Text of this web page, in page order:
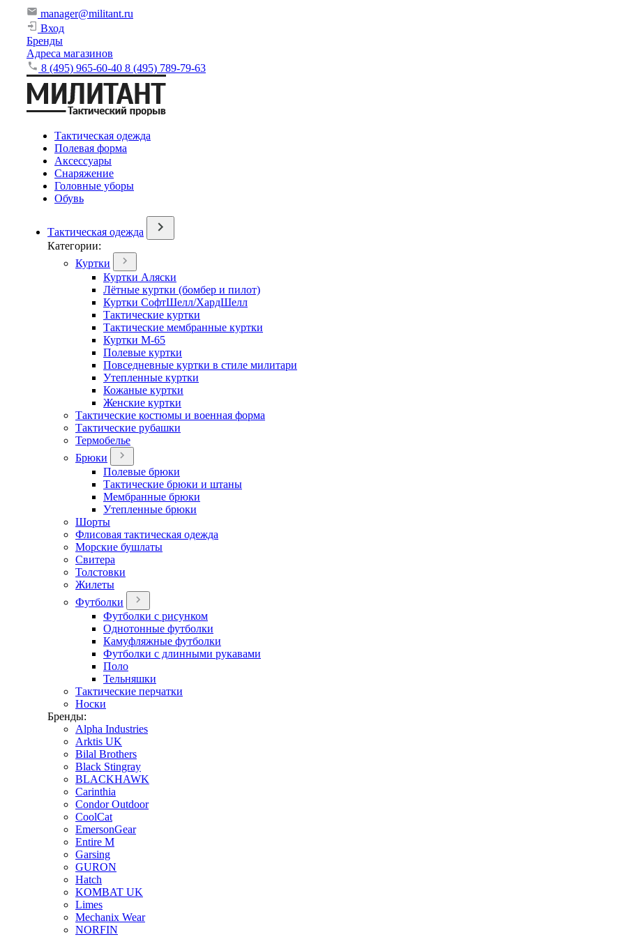
manager@militant.ru
Вход
Бренды
Адреса магазинов
8 (495) 965-60-40 8 (495) 789-79-63
Тактическая одежда
Полевая форма
Аксессуары
Снаряжение
Головные уборы
Обувь
Тактическая одежда
Категории:
Куртки
Куртки Аляски
Лётные куртки (бомбер и пилот)
Куртки СофтШелл/ХардШелл
Тактические куртки
Тактические мембранные куртки
Куртки М-65
Полевые куртки
Повседневные куртки в стиле милитари
Утепленные куртки
Кожаные куртки
Женские куртки
Тактические костюмы и военная форма
Тактические рубашки
Термобелье
Брюки
Полевые брюки
Тактические брюки и штаны
Мембранные брюки
Утепленные брюки
Шорты
Флисовая тактическая одежда
Морские бушлаты
Свитера
Толстовки
Жилеты
Футболки
Футболки с рисунком
Однотонные футболки
Камуфляжные футболки
Футболки с длинными рукавами
Поло
Тельняшки
Тактические перчатки
Носки
Бренды:
Alpha Industries
Arktis UK
Bilal Brothers
Black Stingray
BLACKHAWK
Carinthia
Condor Outdoor
CoolCat
EmersonGear
Entire M
Garsing
GURON
Hatch
KOMBAT UK
Limes
Mechanix Wear
NORFIN